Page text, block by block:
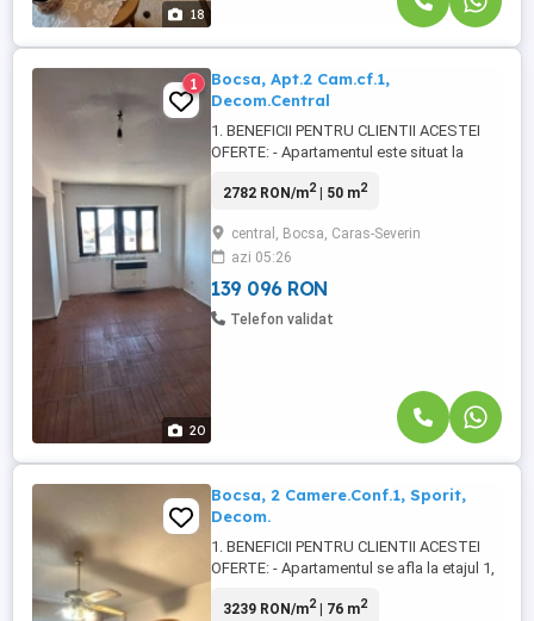
18
20
1
Bocsa, Apt.2 Cam.cf.1,
Decom.Central
1. BENEFICII PENTRU CLIENTII ACESTEI
OFERTE: - Apartamentul este situat la
inaltime, P+4 etaje, confort 1 decomandat,
luminoase, (sufragerie si un dormitor mare
cu balcon), 1 bucatarie spatioasa, 1 baie
mare si un hol generos, totul ...
2782 RON/m2| 50 m2
central, Bocsa, Caras-Severin
azi 05:26
139 096 RON
Telefon validat
Bocsa, 2 Camere.Conf.1, Sporit,
Decom.
1. BENEFICII PENTRU CLIENTII ACESTEI
OFERTE: - Apartamentul se afla la etajul 1,
confort 1 sporit, decom., compus din 2
3239 RON/m2| 76 m2